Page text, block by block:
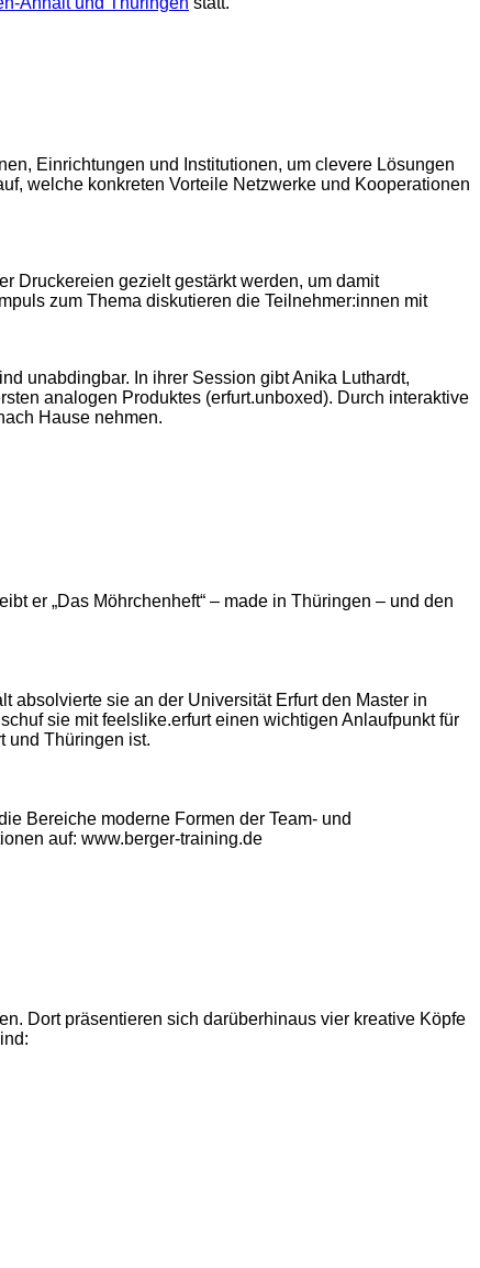
Einrichtungen und Institutionen, um clevere Lösungen
welche konkreten Vorteile Netzwerke und Kooperationen
Druckereien gezielt gestärkt werden, um damit
zum Thema diskutieren die Teilnehmer:innen mit
unabdingbar. In ihrer Session gibt Anika Luthardt,
analogen Produktes (erfurt.unboxed). Durch interaktive
Hause nehmen.
er „Das Möhrchenheft“ – made in Thüringen – und den
absolvierte sie an der Universität Erfurt den Master in
sie mit feelslike.erfurt einen wichtigen Anlaufpunkt für
und Thüringen ist.
Bereiche moderne Formen der Team- und
auf: www.berger-training.de
Dort präsentieren sich darüberhinaus vier kreative Köpfe